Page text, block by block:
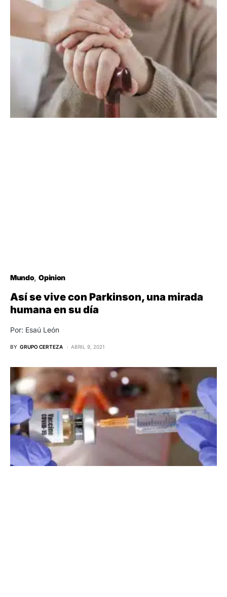
Mundo Opinion
Así se vive con Parkinson, una mirada
humana en su día
Por: Esaú León
BY GRUPO CERTEZA ABRIL 9, 2021